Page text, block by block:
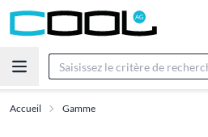
Accueil Gamme